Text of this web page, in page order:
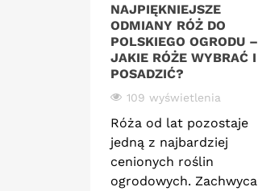
NAJPIĘKNIEJSZE
ODMIANY RÓŻ DO
POLSKIEGO OGRODU –
JAKIE RÓŻE WYBRAĆ I
POSADZIĆ?
109 wyświetlenia
Róża od lat pozostaje
jedną z najbardziej
cenionych roślin
ogrodowych. Zachwyca